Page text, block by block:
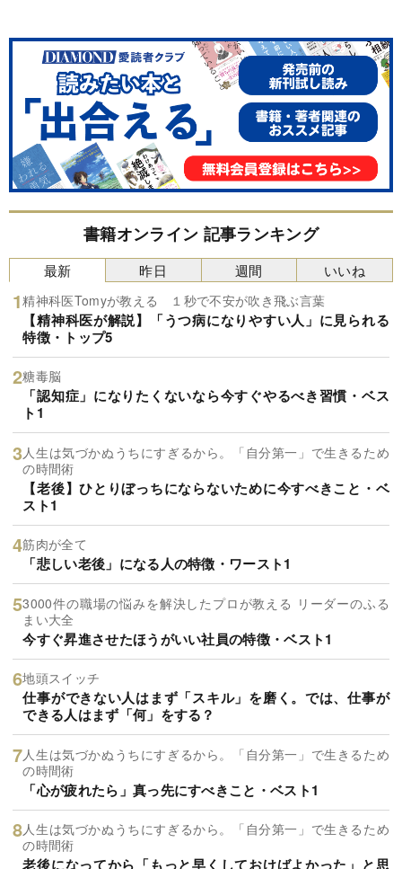
書籍オンライン 記事ランキング
最新
精神科医Tomyが教える １秒で不安が吹き飛ぶ言葉
【精神科医が解説】「うつ病になりやすい人」に見られる
特徴・トップ5
糖毒脳
「認知症」になりたくないなら今すぐやるべき習慣・ベス
ト1
人生は気づかぬうちにすぎるから。「自分第一」で生きるため
の時間術
【老後】ひとりぼっちにならないために今すべきこと・ベ
スト1
筋肉が全て
「悲しい老後」になる人の特徴・ワースト1
3000件の職場の悩みを解決したプロが教える リーダーのふる
まい大全
今すぐ昇進させたほうがいい社員の特徴・ベスト1
地頭スイッチ
仕事ができない人はまず「スキル」を磨く。では、仕事が
できる人はまず「何」をする？
人生は気づかぬうちにすぎるから。「自分第一」で生きるため
の時間術
「心が疲れたら」真っ先にすべきこと・ベスト1
人生は気づかぬうちにすぎるから。「自分第一」で生きるため
の時間術
老後になってから「もっと早くしておけばよかった」と思
昨日 週間 いいね